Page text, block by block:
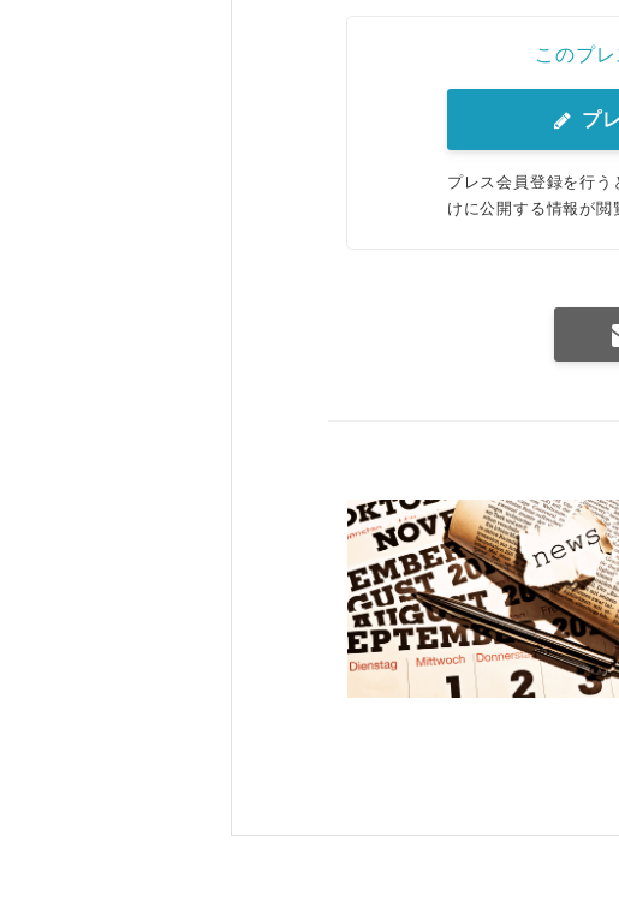
このプ
プ
プレス会員登録を行
けに公開する情報が閲